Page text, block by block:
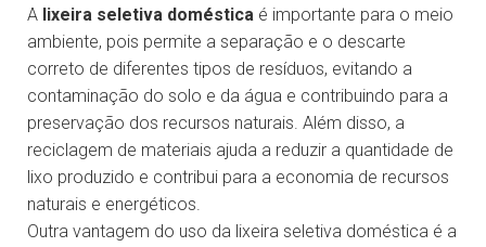
A lixeira seletiva doméstica é importante para o meio
ambiente, pois permite a separação e o descarte
correto de diferentes tipos de resíduos, evitando a
contaminação do solo e da água e contribuindo para a
preservação dos recursos naturais. Além disso, a
reciclagem de materiais ajuda a reduzir a quantidade de
lixo produzido e contribui para a economia de recursos
naturais e energéticos.
Outra vantagem do uso da lixeira seletiva doméstica é a